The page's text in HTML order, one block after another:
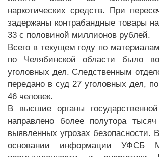
наркотических средств. При
задержаны контрабандные товары
33 с половиной миллионов рублей.
Всего в текущем году по
по Челябинской области было
уголовных дел. Следственным
передано в суд 27 уголовных дел,
46 человек.
В высшие органы
направлено более полутора
выявленных угрозах безопасности.
основании информации УФСБ